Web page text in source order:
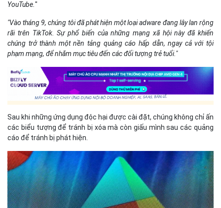
YouTube. "
"Vào tháng 9, chúng tôi đã phát hiện một loại adware đang lây lan rộng
rãi trên TikTok. Sự phổ biến của những mạng xã hội này đã khiến
chúng trở thành một nền tảng quảng cáo hấp dẫn, ngay cả với tội
phạm mạng, để nhắm mục tiêu đến các đối tượng trẻ tuổi."
Sau khi những ứng dụng độc hại được cài đặt, chúng không chỉ ấn
các biểu tượng để tránh bị xóa mà còn giấu mình sau các quảng
cáo để tránh bị phát hiện.